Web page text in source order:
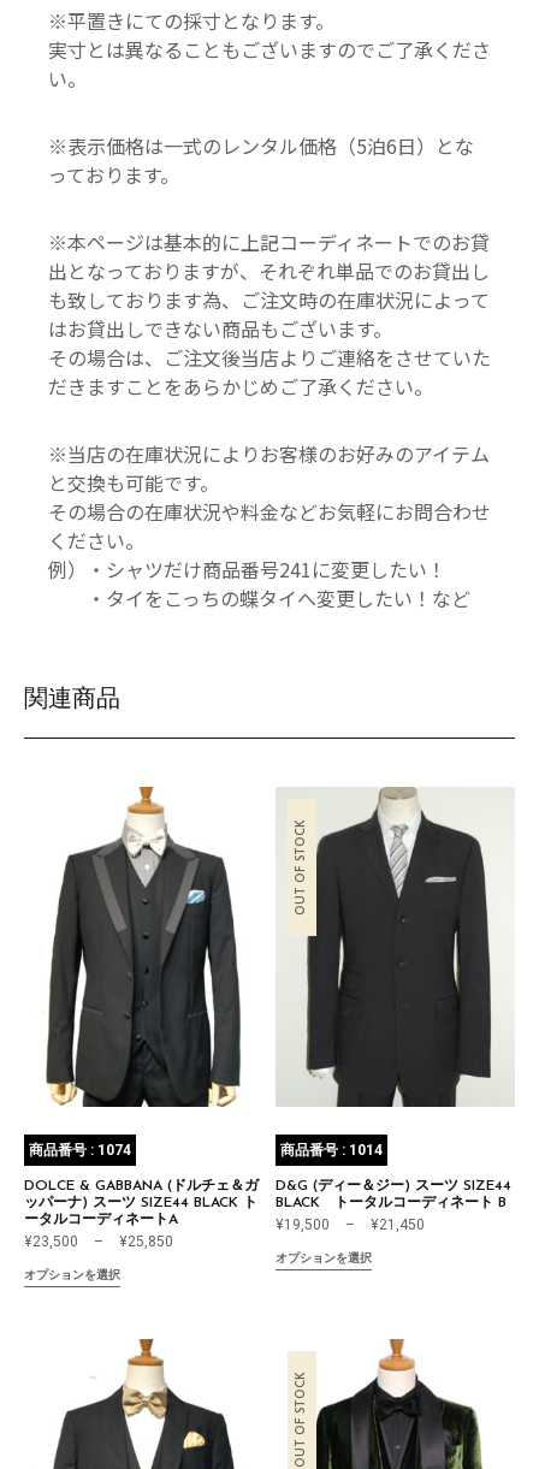
※平置きにての採寸となります。
実寸とは異なることもございますのでご了承くださ
い。
※表示価格は一式のレンタル価格（5泊6日）とな
っております。
※本ページは基本的に上記コーディネートでのお貸
出となっておりますが、それぞれ単品でのお貸出し
も致しております為、ご注文時の在庫状況によって
はお貸出しできない商品もございます。
その場合は、ご注文後当店よりご連絡をさせていた
だきますことをあらかじめご了承ください。
※当店の在庫状況によりお客様のお好みのアイテム
と交換も可能です。
その場合の在庫状況や料金などお気軽にお問合わせ
ください。
例）・シャツだけ商品番号241に変更したい！
・タイをこっちの蝶タイへ変更したい！など
関連商品
商品番号 : 1074
DOLCE & GABBANA (ドルチェ＆ガ
ッパーナ) スーツ SIZE44 BLACK ト
ータルコーディネートA
¥23,500 – ¥25,850
オプションを選択
OUT OF STOCK
商品番号 : 1014
D&G (ディー＆ジー) スーツ SIZE44
BLACK トータルコーディネート B
¥19,500 – ¥21,450
オプションを選択
OUT OF STOCK